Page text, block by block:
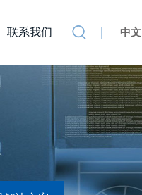
联系我们 中文